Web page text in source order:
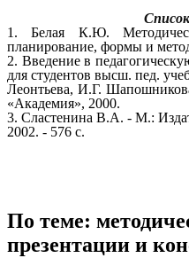
1. Белая К.Ю.
планирование, формы и
2. Введение в
для студентов высш. пед.
Леонтьева, И.Г.
«Академия», 2000.
3. Сластенина В.А. - М.:
2002. - 576 с.
По теме:
презентации и